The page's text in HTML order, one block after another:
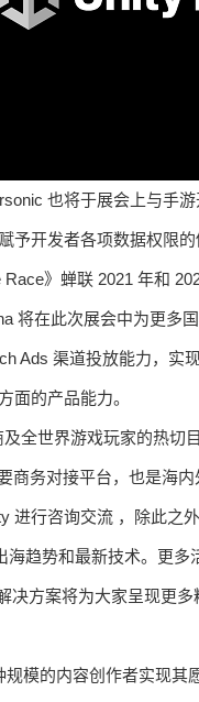
也将于展会上与手
予开发者各项数据权限
》蝉联 2021 年和
将在此次展会中为更多
Ads 渠道投放能力，
面的产品能力。
全世界游戏玩家的热切
商务对接平台，也是海
进行咨询交流 ，除此之
海趋势和最新技术。更
方案将为大家呈现更多
模的内容创作者实现